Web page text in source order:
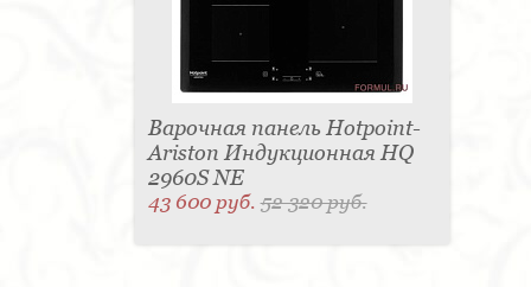
Варочная панель Hotpoint-
Ariston Индукционная HQ
2960S NE
43 600 руб.52 320 руб.